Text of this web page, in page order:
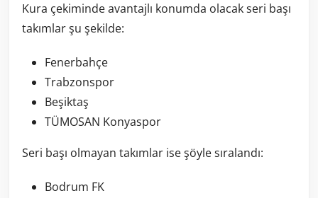
Kura çekiminde avantajlı konumda olacak seri başı
takımlar şu şekilde:
Fenerbahçe
Trabzonspor
Beşiktaş
TÜMOSAN Konyaspor
Seri başı olmayan takımlar ise şöyle sıralandı:
Bodrum FK